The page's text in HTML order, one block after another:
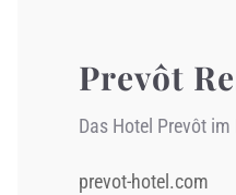
Prevôt
Das Hotel Prevôt im
prevot-hotel.com